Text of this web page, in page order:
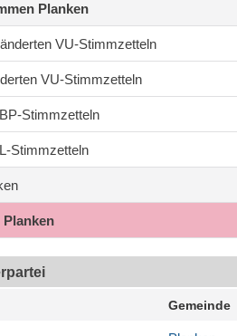
Planken
VU-Stimmzetteln
VU-Stimmzetteln
Stimmzetteln
Stimmzetteln
Planken
Gemeinde